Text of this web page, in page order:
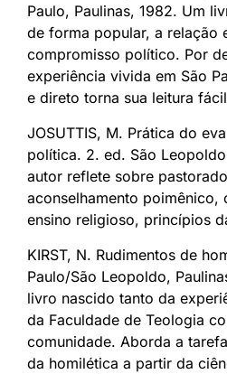
Paulo, Paulinas, 1982. Um
de forma popular, a relação
compromisso político. Por
experiência vivida em São
e direto torna sua leitura
JOSUTTIS, M. Prática do
política. 2. ed. São
autor reflete sobre
aconselhamento poimênico,
ensino religioso, princípios
KIRST, N. Rudimentos de
Paulo/São Leopoldo,
livro nascido tanto da
da Faculdade de Teologia
comunidade. Aborda a
da homilética a partir da